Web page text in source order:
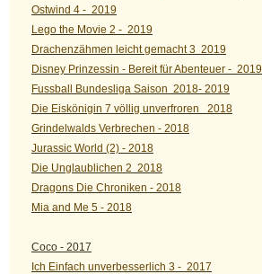
Ostwind 4 - 2019
Lego the Movie 2 - 2019
Drachenzähmen leicht gemacht 3 2019
Disney Prinzessin - Bereit für Abenteuer - 2019
Fussball Bundesliga Saison 2018- 2019
Die Eiskönigin 7 völlig unverfroren 2018
Grindelwalds Verbrechen - 2018
Jurassic World (2) - 2018
Die Unglaublichen 2 2018
Dragons Die Chroniken - 2018
Mia and Me 5 - 2018
Coco - 2017
Ich Einfach unverbesserlich 3 - 2017